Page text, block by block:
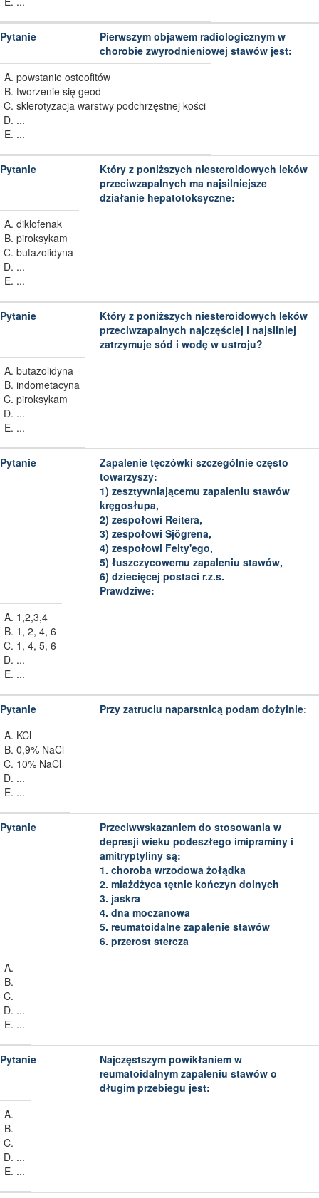
Pierwszym objawem radiologicznym w
chorobie zwyrodnieniowej stawów jest:
powstanie osteofitów
tworzenie się geod
sklerotyzacja warstwy podchrzęstnej kości
...
...
Który z poniższych niesteroidowych leków
przeciwzapalnych ma najsilniejsze
działanie hepatotoksyczne:
diklofenak
piroksykam
butazolidyna
...
...
Który z poniższych niesteroidowych leków
przeciwzapalnych najczęściej i najsilniej
zatrzymuje sód i wodę w ustroju?
butazolidyna
indometacyna
piroksykam
...
...
Zapalenie tęczówki szczególnie często
towarzyszy:
1) zesztywniającemu zapaleniu stawów
kręgosłupa,
2) zespołowi Reitera,
3) zespołowi Sjögrena,
4) zespołowi Felty'ego,
5) łuszczycowemu zapaleniu stawów,
6) dziecięcej postaci r.z.s.
Prawdziwe:
1,2,3,4
1, 2, 4, 6
1, 4, 5, 6
...
...
Przy zatruciu naparstnicą podam dożylnie:
KCl
0,9% NaCl
10% NaCl
...
...
Przeciwwskazaniem do stosowania w
depresji wieku podeszłego imipraminy i
amitryptyliny są:
1. choroba wrzodowa żołądka
2. miażdżyca tętnic kończyn dolnych
3. jaskra
4. dna moczanowa
5. reumatoidalne zapalenie stawów
6. przerost stercza
...
...
Najczęstszym powikłaniem w
reumatoidalnym zapaleniu stawów o
długim przebiegu jest:
...
...